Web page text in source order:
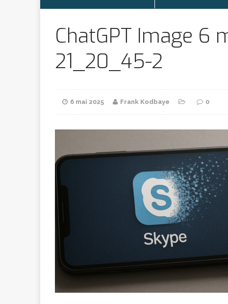
[ 7 février 2026 ]
[ 6 février 2026 ]
l’AVC chez les
[ 5 février 2026 ]
l’ambition
ChatGPT Image 6
21_20_45-2
6 mai 2025 Frank Kodbaye 0